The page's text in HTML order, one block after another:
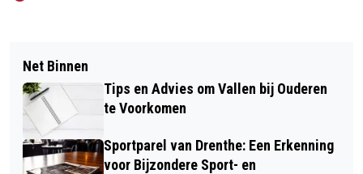
Net Binnen
Tips en Advies om Vallen bij Ouderen
te Voorkomen
Sportparel van Drenthe: Een Erkenning
voor Bijzondere Sport- en